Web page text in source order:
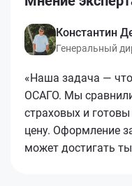
Константин
Генеральный
«Наша задача —
ОСАГО. Мы
страховых и
цену. Оформление
может достигать